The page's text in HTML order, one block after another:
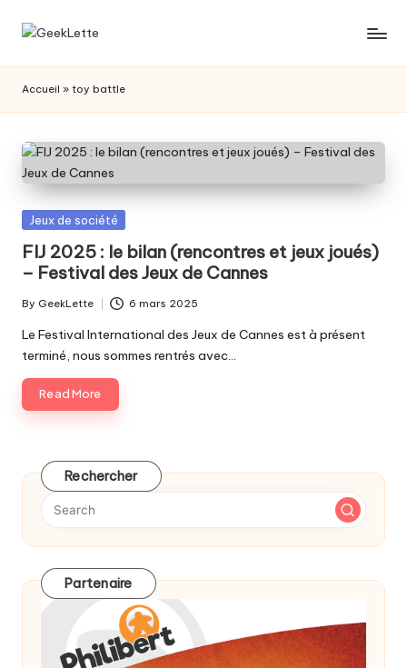
Skip
G
e
e
k
L
e
t
t
e
les
de
société
Accueil » toy battle
Posted
Jeux de société
FIJ 2025 : le bilan (rencontres et jeux joués)
– Festival des Jeux de Cannes
Posted
by
By GeekLette 6 mars 2025
Le Festival International des Jeux de Cannes est à présent
terminé, nous sommes rentrés avec…
Read More
Rechercher
Partenaire